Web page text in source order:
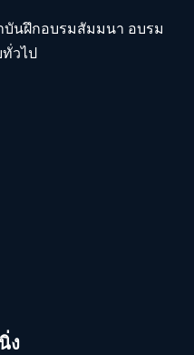
บันฝึกอบรมสัมมนา อบรม
วไป
ง